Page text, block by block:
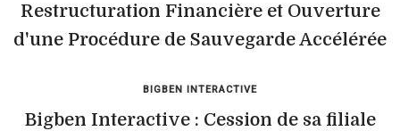
Restructuration Financière et Ouverture
d'une Procédure de Sauvegarde Accélérée
BIGBEN INTERACTIVE
Bigben Interactive : Cession de sa filiale